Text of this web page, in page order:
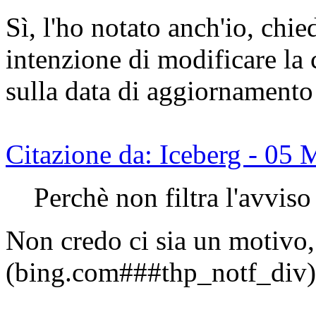
Sì, l'ho notato anch'io,
intenzione di modificare la
sulla data di
Citazione da: Iceberg - 05
Perchè non filtra
Non credo ci sia un